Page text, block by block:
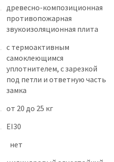
древесно-композиционная
противопожарная
звукоизоляционная плита
с термоактивным
самоклеющимся
уплотнителем, с зарезкой
под петли и ответную часть
замка
от 20 до 25 кг
EI30
нет